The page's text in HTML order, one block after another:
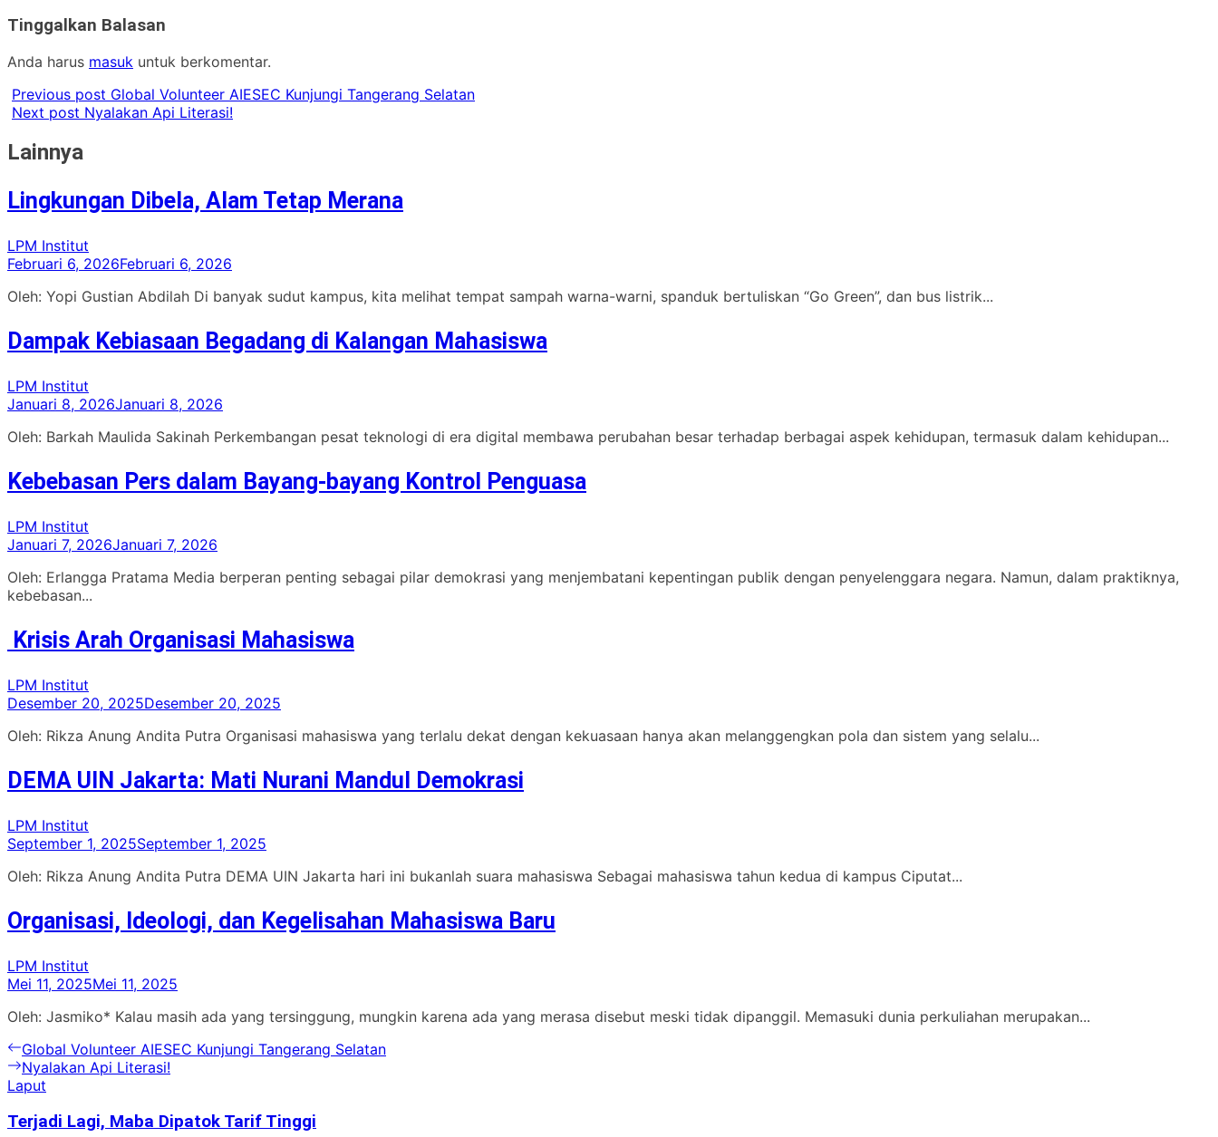
Tinggalkan Balasan
Anda harus masuk untuk berkomentar.
Previous post Global Volunteer AIESEC Kunjungi Tangerang Selatan
Next post Nyalakan Api Literasi!
Lainnya
Lingkungan Dibela, Alam Tetap Merana
LPM Institut
Februari 6, 2026Februari 6, 2026
Oleh: Yopi Gustian Abdilah Di banyak sudut kampus, kita melihat tempat sampah warna-warni, spanduk bertuliskan “Go Green”, dan bus listrik...
Dampak Kebiasaan Begadang di Kalangan Mahasiswa
LPM Institut
Januari 8, 2026Januari 8, 2026
Oleh: Barkah Maulida Sakinah Perkembangan pesat teknologi di era digital membawa perubahan besar terhadap berbagai aspek kehidupan, termasuk dalam kehidupan...
Kebebasan Pers dalam Bayang-bayang Kontrol Penguasa
LPM Institut
Januari 7, 2026Januari 7, 2026
Oleh: Erlangga Pratama Media berperan penting sebagai pilar demokrasi yang menjembatani kepentingan publik dengan penyelenggara negara. Namun, dalam praktiknya,
kebebasan...
Krisis Arah Organisasi Mahasiswa
LPM Institut
Desember 20, 2025Desember 20, 2025
Oleh: Rikza Anung Andita Putra Organisasi mahasiswa yang terlalu dekat dengan kekuasaan hanya akan melanggengkan pola dan sistem yang selalu...
DEMA UIN Jakarta: Mati Nurani Mandul Demokrasi
LPM Institut
September 1, 2025September 1, 2025
Oleh: Rikza Anung Andita Putra DEMA UIN Jakarta hari ini bukanlah suara mahasiswa Sebagai mahasiswa tahun kedua di kampus Ciputat...
Organisasi, Ideologi, dan Kegelisahan Mahasiswa Baru
LPM Institut
Mei 11, 2025Mei 11, 2025
Oleh: Jasmiko* Kalau masih ada yang tersinggung, mungkin karena ada yang merasa disebut meski tidak dipanggil. Memasuki dunia perkuliahan merupakan...
Navigasi
pos
Previous
post:
Global Volunteer AIESEC Kunjungi Tangerang Selatan
Next
post:
Nyalakan Api Literasi!
Laput
Terjadi Lagi, Maba Dipatok Tarif Tinggi